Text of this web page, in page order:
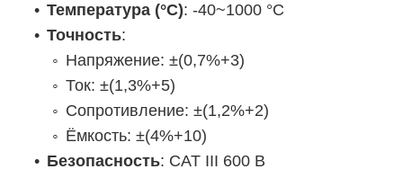
Температура (°C): -40~1000 °C
Точность:
Напряжение: ±(0,7%+3)
Ток: ±(1,3%+5)
Сопротивление: ±(1,2%+2)
Ёмкость: ±(4%+10)
Безопасность: CAT III 600 В